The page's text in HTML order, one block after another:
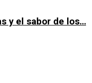
y el sabor de los…